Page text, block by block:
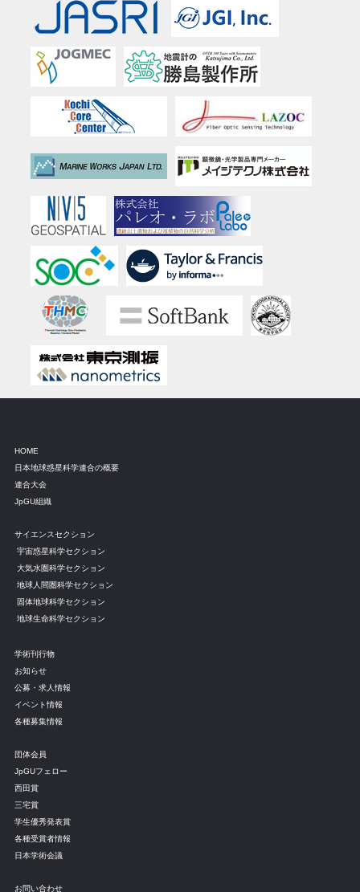
HOME
日本地球惑星科学連合の概要
連合大会
JpGU組織
サイエンスセクション
宇宙惑星科学セクション
大気水圏科学セクション
地球人間圏科学セクション
固体地球科学セクション
地球生命科学セクション
学術刊行物
お知らせ
公募・求人情報
イベント情報
各種募集情報
団体会員
JpGUフェロー
西田賞
三宅賞
学生優秀発表賞
各種受賞者情報
日本学術会議
お問い合わせ